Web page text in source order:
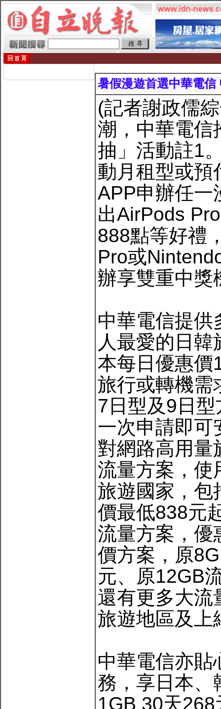
暑假漫遊首選中華電
(記者謝政儒
潮，中華電信
抽」活動註1
動月租型或預
APP申辦任一
出AirPods
888點等好禮
Pro或
辦享雙重中獎
中華電信提供
人最愛的日
本每日優惠價
旅行或轉機需
7日型及9日
一次申請即可
對網路高用量
流量方案，使
旅遊國家，包
價最低838元
流量方案，優
價方案，原
元、原12GB
還有更多大流
旅遊地區及上
中華電信亦貼
務，享日本、
1GB 30天